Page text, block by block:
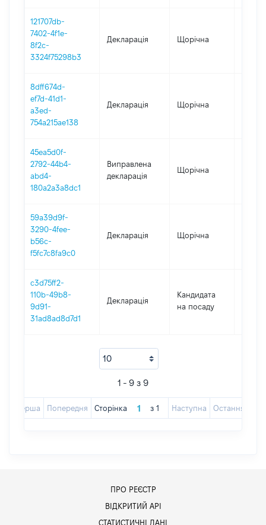
121707db-
7402-4f1e-
8f2c-
3324f75298b3
Декларація Щорічна
8dff674d-
ef7d-41d1-
a3ed-
754a215ae138
Декларація Щорічна
45ea5d0f-
2792-44b4-
abd4-
180a2a3a8dc1
Виправлена
декларація
Щорічна
59a39d9f-
3290-4fee-
b56c-
f5fc7c8fa9c0
Декларація Щорічна
c3d75ff2-
110b-49b8-
9d91-
31ad8ad8d7d1
Декларація
Кандидата
на посаду
1 - 9 з 9
Перша Попередня Сторінка з 1 Наступна Остання
ПРО РЕЄСТР
ВІДКРИТИЙ АРІ
СТАТИСТИЧНІ ДАНІ